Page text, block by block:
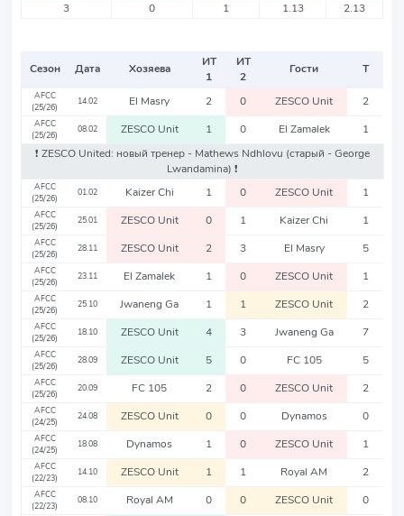
3
0 1 1.13 2.13
Сезон Дата Хозяева
ИТ
1
ИТ
2
Гости Т
AFCC
(25/26)
14.02 El Masry 2 0 ZESCO Unit 2
AFCC
(25/26)
08.02 ZESCO Unit 1 0 El Zamalek
1
❗️ ZESCO United: новый тренер - Mathews Ndhlovu (старый - George
Lwandamina) ❗️
AFCC
(25/26)
01.02 Kaizer Chi 1 0 ZESCO Unit 1
AFCC
(25/26)
25.01 ZESCO Unit 0 1 Kaizer Chi 1
AFCC
(25/26)
28.11 ZESCO Unit 2 3 El Masry 5
AFCC
(25/26)
23.11 El Zamalek 1 0 ZESCO Unit 1
AFCC
(25/26)
25.10 Jwaneng Ga 1 1 ZESCO Unit 2
AFCC
(25/26)
18.10 ZESCO Unit 4 3 Jwaneng Ga 7
AFCC
(25/26)
28.09 ZESCO Unit 5 0 FC 105 5
AFCC
(25/26)
20.09 FC 105 2 0 ZESCO Unit 2
AFCC
(24/25)
24.08 ZESCO Unit 0 0 Dynamos 0
AFCC
(24/25)
18.08 Dynamos 1 0 ZESCO Unit 1
AFCC
(22/23)
14.10 ZESCO Unit 1 1 Royal AM 2
AFCC
(22/23)
08.10 Royal AM 0 0 ZESCO Unit 0